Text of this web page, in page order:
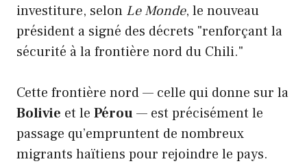
investiture, selon Le Monde, le nouveau
président a signé des décrets "renforçant la
sécurité à la frontière nord du Chili."
Cette frontière nord — celle qui donne sur la
Bolivie et le Pérou— est précisément le
passage qu’empruntent de nombreux
migrants haïtiens pour rejoindre le pays.